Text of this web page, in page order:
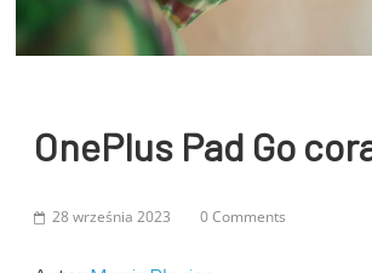
OnePlus Pad Go
28 września 2023 0 Comments